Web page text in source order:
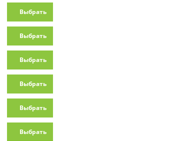
Выбрать
Выбрать
Выбрать
Выбрать
Выбрать
Выбрать